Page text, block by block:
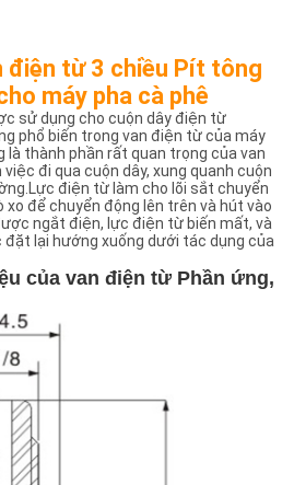
điện từ 3 chiều Pít tông
máy pha cà phê
sử dụng cho cuộn dây điện từ
phổ biến trong van điện từ của máy
là thành phần rất quan trọng của van
đi qua cuộn dây, xung quanh cuộn
điện từ làm cho lõi sắt chuyển
để chuyển động lên trên và hút vào
ngắt điện, lực điện từ biến mất, và
lại hướng xuống dưới tác dụng của
của van điện từ Phần ứng,